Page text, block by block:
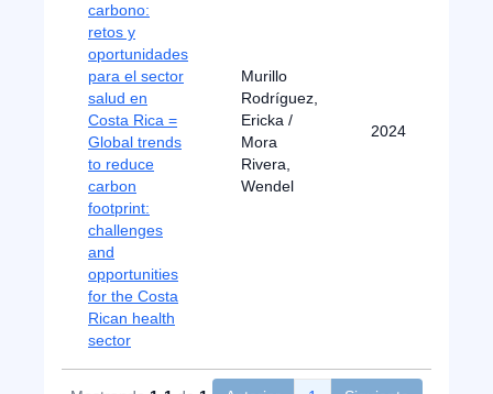
carbono:
retos y
oportunidades
para el sector
salud en
Costa Rica =
Global trends
to reduce
carbon
footprint:
challenges
and
opportunities
for the Costa
Rican health
sector
Murillo
Rodríguez,
Ericka /
Mora
Rivera,
Wendel
2024